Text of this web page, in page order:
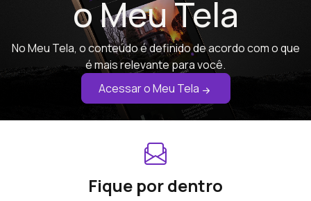
o Meu Tela
No Meu Tela, o conteúdo é definido de acordo com o que
é mais relevante para você.
Acessar o Meu Tela
Fique por dentro